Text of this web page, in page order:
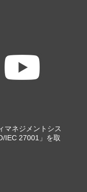
マネジメントシス
IEC 27001」を取